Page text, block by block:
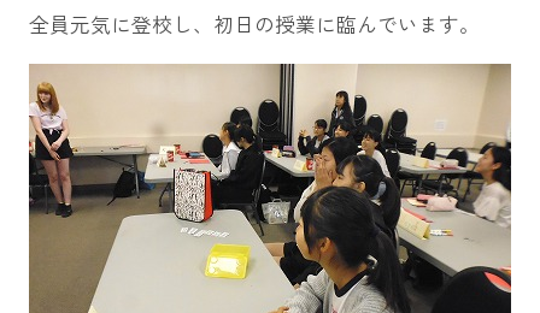
全員元気に登校し、初日の授業に臨んでいます。